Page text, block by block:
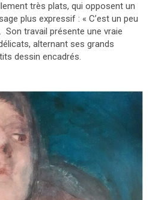
très plats, qui opposent un
plus expressif : « C’est un peu
Son travail présente une vraie
alternant ses grands
dessin encadrés.